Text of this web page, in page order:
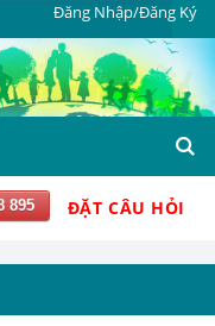
Đăng Nhập/Đăng Ký
895 ĐẶT CÂU HỎI